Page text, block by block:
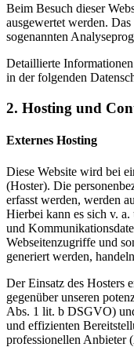
Beim Besuch dieser
ausgewertet werden.
sogenannten
Detaillierte
in der folgenden
2. Hosting und
Externes Hosting
Diese Website wird bei
(Hoster). Die
erfasst werden, werden
Hierbei kann es sich v.
und
Webseitenzugriffe und
generiert werden,
Der Einsatz des Hosters
gegenüber unseren
Abs. 1 lit. b DSGVO)
und effizienten
professionellen